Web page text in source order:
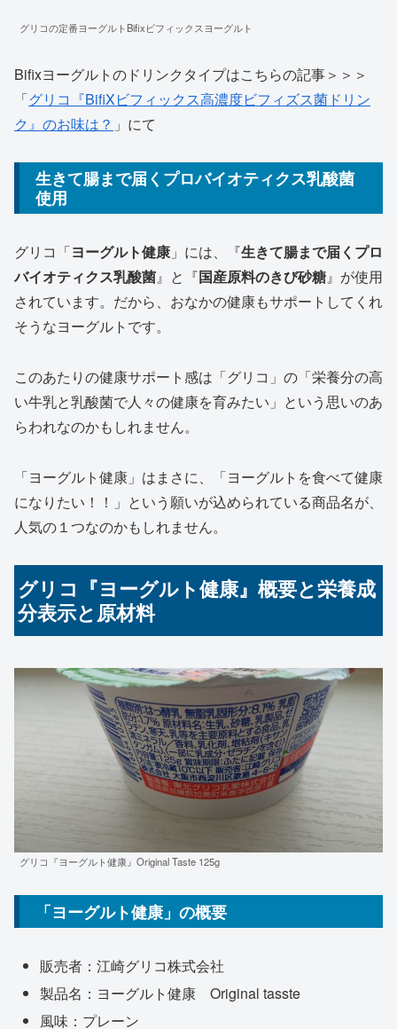
グリコの定番ヨーグルトBifixビフィックスヨーグルト
Bifixヨーグルトのドリンクタイプはこちらの記事＞＞＞
「グリコ『BifiXビフィックス高濃度ビフィズス菌ドリン
ク』のお味は？ 」にて
生きて腸まで届くプロバイオティクス乳酸菌
使用
グリコ「ヨーグルト健康 」には、『生きて腸まで届くプロ
バイオティクス乳酸菌』と『国産原料のきび砂糖』が使用
されています。だから、おなかの健康もサポートしてくれ
そうなヨーグルトです。
このあたりの健康サポート感は「グリコ」の「栄養分の高
い牛乳と乳酸菌で人々の健康を育みたい」という思いのあ
らわれなのかもしれません。
「ヨーグルト健康」はまさに、「ヨーグルトを食べて健康
になりたい！！」という願いが込められている商品名が、
人気の１つなのかもしれません。
グリコ『ヨーグルト健康』概要と栄養成
分表示と原材料
グリコ『ヨーグルト健康』Original Taste 125g
「ヨーグルト健康」の概要
販売者：江崎グリコ株式会社
製品名：ヨーグルト健康 Original tasste
風味：プレーン